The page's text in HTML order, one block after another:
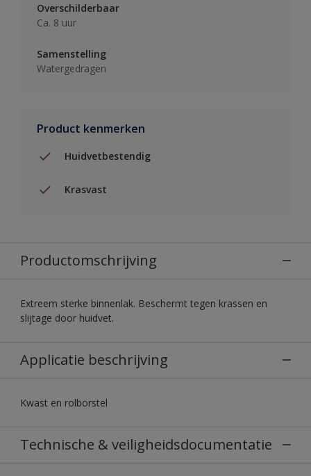
Overschilderbaar
Ca. 8 uur
Samenstelling
Watergedragen
Product kenmerken
Huidvetbestendig
Krasvast
Productomschrijving
Extreem sterke binnenlak. Beschermt tegen krassen en
slijtage door huidvet.
Applicatie beschrijving
Kwast en rolborstel
Technische & veiligheidsdocumentatie